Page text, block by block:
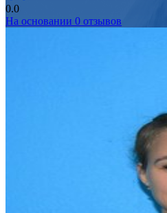
0.0
На основании 0 отзывов